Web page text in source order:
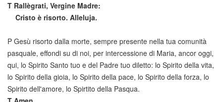
T Rallègrati, Vergine Madre:
Cristo è risorto. Alleluja.
P Gesù risorto dalla morte, sempre presente nella tua comunità
pasquale, effondi su di noi, per intercessione di Maria, ancor oggi,
qui, lo Spirito Santo tuo e del Padre tuo diletto: lo Spirito della vita,
lo Spirito della gioia, lo Spirito della pace, lo Spirito della forza, lo
Spirito dell'amore, lo Spirtito della Pasqua.